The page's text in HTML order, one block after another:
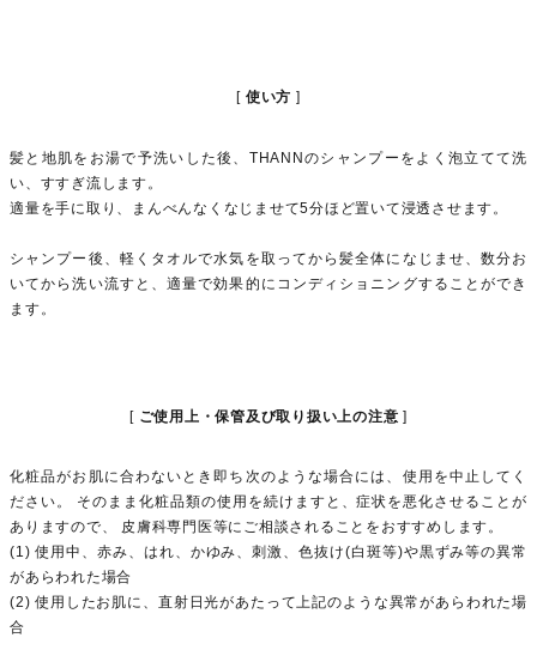
使い方
髪と地肌をお湯で予洗いした後、THANNのシャンプーをよく泡立てて洗
い、すすぎ流します。
適量を手に取り、まんべんなくなじませて5分ほど置いて浸透させます。
シャンプー後、軽くタオルで水気を取ってから髪全体になじませ、数分お
いてから洗い流すと、適量で効果的にコンディショニングすることができ
ます。
ご使用上・保管及び取り扱い上の注意
化粧品がお肌に合わないとき即ち次のような場合には、使用を中止してく
ださい。 そのまま化粧品類の使用を続けますと、症状を悪化させることが
ありますので、 皮膚科専門医等にご相談されることをおすすめします。
(1) 使用中、赤み、はれ、かゆみ、刺激、色抜け(白斑等)や黒ずみ等の異常
があらわれた場合
(2) 使用したお肌に、直射日光があたって上記のような異常があらわれた場
合